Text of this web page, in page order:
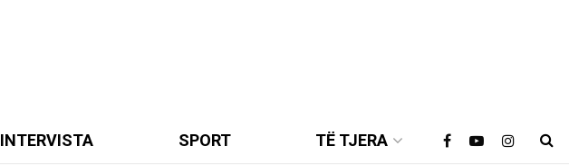
INTERVISTA SPORT TË TJERA